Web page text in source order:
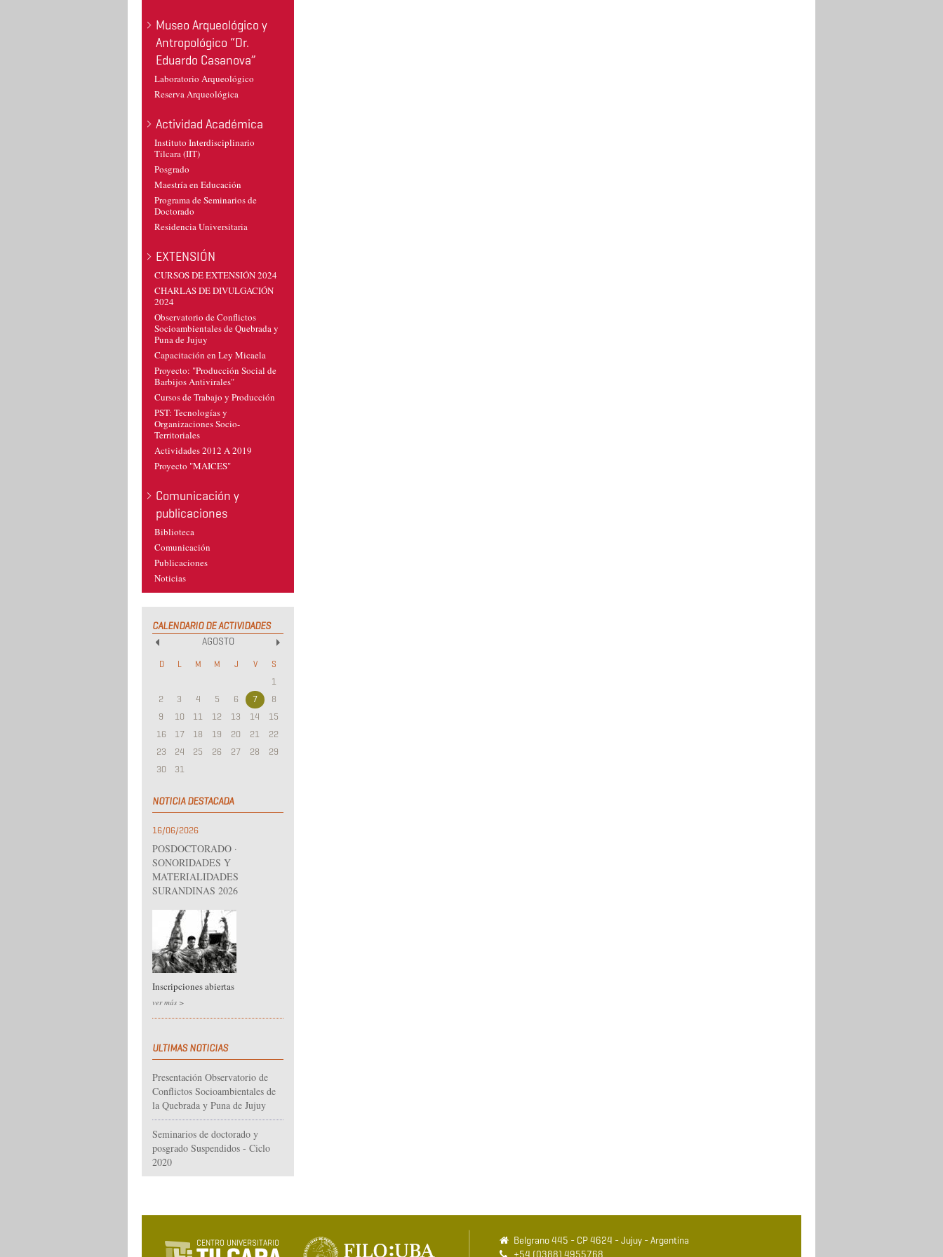
Museo Arqueológico y
Antropológico “Dr.
Eduardo Casanova”
Laboratorio Arqueológico
Reserva Arqueológica
Actividad Académica
Instituto Interdisciplinario
Tilcara (IIT)
Posgrado
Maestría en Educación
Programa de Seminarios de
Doctorado
Residencia Universitaria
EXTENSIÓN
CURSOS DE EXTENSIÓN 2024
CHARLAS DE DIVULGACIÓN
2024
Observatorio de Conflictos
Socioambientales de Quebrada y
Puna de Jujuy
Capacitación en Ley Micaela
Proyecto: "Producción Social de
Barbijos Antivirales"
Cursos de Trabajo y Producción
PST: Tecnologías y
Organizaciones Socio-
Territoriales
Actividades 2012 A 2019
Proyecto "MAICES"
Comunicación y
publicaciones
Biblioteca
Comunicación
Publicaciones
Noticias
CALENDARIO DE ACTIVIDADES
AGOSTO
D L M M J V S
1
2
3 4 5 6 7
8
9
10 11 12 13 14
15
16
17 18 19 20 21
22
23
24 25 26 27 28
29
30
31
NOTICIA DESTACADA
16/06/2026
POSDOCTORADO ·
SONORIDADES Y
MATERIALIDADES
SURANDINAS 2026
Inscripciones abiertas
ver más >
ULTIMAS NOTICIAS
Presentación Observatorio de
Conflictos Socioambientales de
la Quebrada y Puna de Jujuy
Seminarios de doctorado y
posgrado Suspendidos - Ciclo
2020
Belgrano 445 - CP 4624 - Jujuy - Argentina
+54 (0388) 4955768